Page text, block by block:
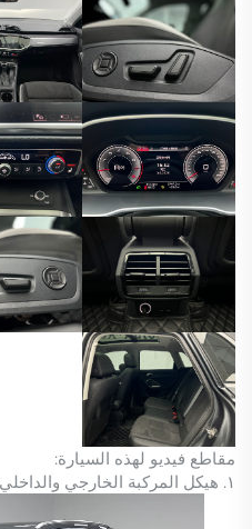
مقاطع فيديو لهذه السيارة:
١. هيكل المركبة الخارجي والداخلي: